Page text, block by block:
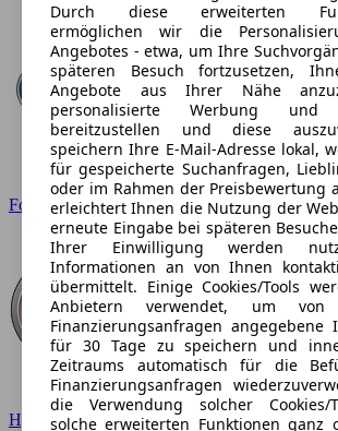
Ford
Hyundai
Durch diese erweiterten
ermöglichen wir die
Angebotes - etwa, um Ihre
späteren Besuch fortzusetzen,
Angebote aus Ihrer Nähe
personalisierte Werbung und
bereitzustellen und diese
speichern Ihre E-Mail-Adresse lokal,
für gespeicherte Suchanfragen,
oder im Rahmen der Preisbewertung
erleichtert Ihnen die Nutzung der
erneute Eingabe bei späteren
Ihrer Einwilligung werden
Informationen an von Ihnen
übermittelt. Einige Cookies/Tools
Anbietern verwendet, um
Finanzierungsanfragen angegebene
für 30 Tage zu speichern und
Zeitraums automatisch für die
Finanzierungsanfragen
die Verwendung solcher Cookies/
solche erweiterten Funktionen ganz